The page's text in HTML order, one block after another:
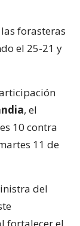
forasteras
el 25-21 y
, el
10 contra
11 de
del
fortalecer el